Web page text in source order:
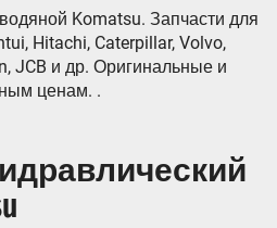
Komatsu. Запчасти для
Hitachi, Caterpillar, Volvo,
JCB и др. Оригинальные и
ценам. .